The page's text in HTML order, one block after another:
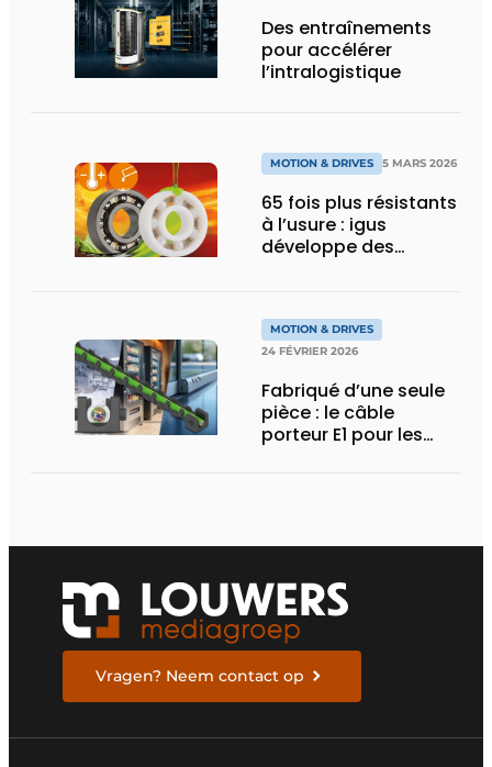
Des entraînements
pour accélérer
l’intralogistique
MOTION & DRIVES 5 MARS 2026
65 fois plus résistants
à l’usure : igus
développe des
chimiques extrêmes
MOTION & DRIVES
24 FÉVRIER 2026
Fabriqué d’une seule
pièce : le câble
porteur E1 pour les
Vragen? Neem contact op